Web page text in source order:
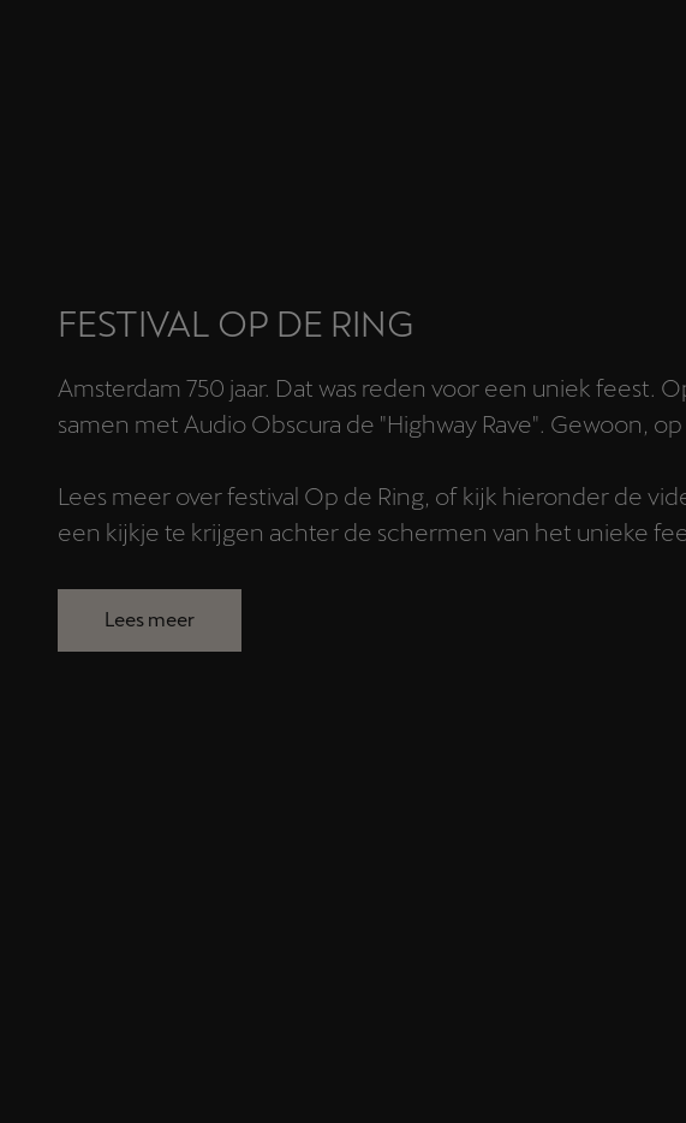
FESTIVAL OP DE RING
Amsterdam 750 jaar. Dat was reden voor een uniek feest.
samen met Audio Obscura de "Highway Rave". Gewoon, op
Lees meer over festival Op de Ring, of kijk hieronder de
een kijkje te krijgen achter de schermen van het unieke
Lees meer